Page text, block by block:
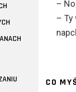
–
– Ty
CO